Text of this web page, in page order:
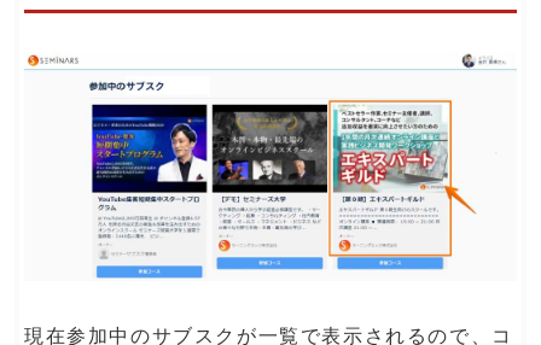
現在参加中のサブスクが一覧で表示されるので、コ